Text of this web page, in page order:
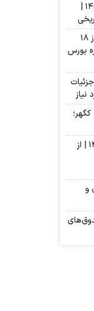
گزارش ماهانه صنعت روانکار تیر ۱۴۰۵ |
پذیره‌نویسی صندوق نقره «سیان» از ۱۸
بورس
نیاز
سنگ آهن تیر ۱۴۰۵ | کگهر؛
گزارش مجامع بورسی ۱۴ مرداد ۱۴۰۵ | از
و